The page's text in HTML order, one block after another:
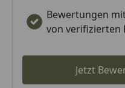
Bewertungen
von verifizierten
Jetzt